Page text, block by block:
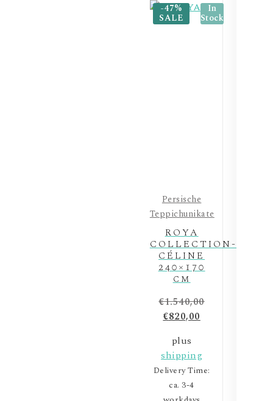
Persische
Teppichunikate
-47%
SALE
In
Stock
ROYA
COLLECTION-
CÉLINE
240×170
cm
€1.540,00
€820,00
plus
shipping
Delivery Time:
ca. 3-4